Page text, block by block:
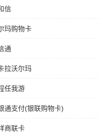
信
玛购物卡
通
拉沃尔玛
任我游
通支付(银联购物卡)
商联卡